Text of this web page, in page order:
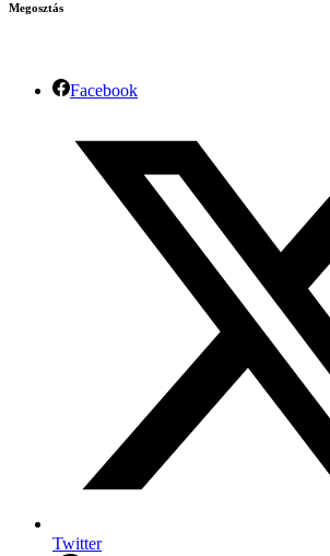
Megosztás
Facebook
Twitter